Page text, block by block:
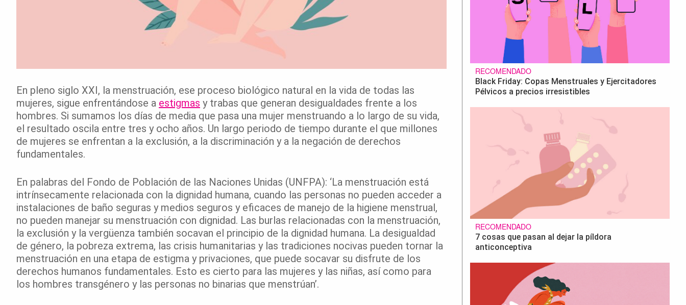
En pleno siglo XXI, la menstruación, ese proceso biológico natural en la vida de todas las
mujeres, sigue enfrentándose a estigmas y trabas que generan desigualdades frente a los
hombres. Si sumamos los días de media que pasa una mujer menstruando a lo largo de su vida,
el resultado oscila entre tres y ocho años. Un largo periodo de tiempo durante el que millones
de mujeres se enfrentan a la exclusión, a la discriminación y a la negación de derechos
fundamentales.
En palabras del Fondo de Población de las Naciones Unidas (UNFPA): ‘La menstruación está
intrínsecamente relacionada con la dignidad humana, cuando las personas no pueden acceder a
instalaciones de baño seguras y medios seguros y eficaces de manejo de la higiene menstrual,
no pueden manejar su menstruación con dignidad. Las burlas relacionadas con la menstruación,
la exclusión y la vergüenza también socavan el principio de la dignidad humana. La desigualdad
de género, la pobreza extrema, las crisis humanitarias y las tradiciones nocivas pueden tornar la
menstruación en una etapa de estigma y privaciones, que puede socavar su disfrute de los
derechos humanos fundamentales. Esto es cierto para las mujeres y las niñas, así como para
los hombres transgénero y las personas no binarias que menstrúan’.
RECOMENDADO
Black Friday: Copas Menstruales y Ejercitadores
Pélvicos a precios irresistibles
RECOMENDADO
7 cosas que pasan al dejar la píldora
anticonceptiva